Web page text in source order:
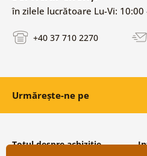
în zilele lucrătoare Lu-Vi: 10:00
+40 37 710 2270
Urmărește-ne pe
Totul despre achiziție